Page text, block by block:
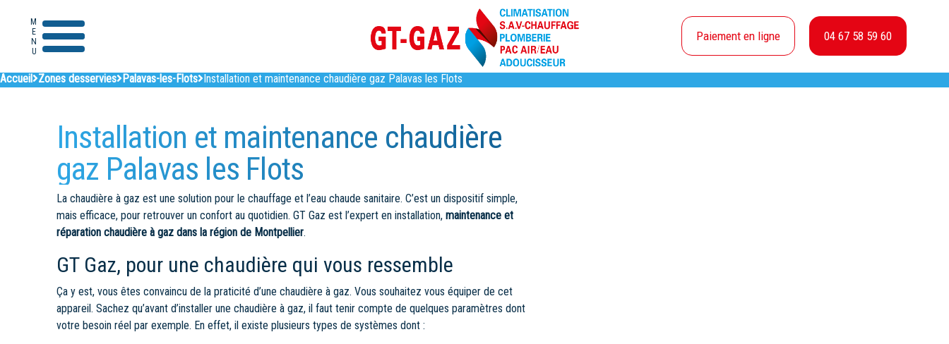
MENU Paiement en ligne 04 67 58 59 60
Accueil Zones desservies Palavas-les-Flots Installation et maintenance chaudière gaz Palavas les Flots
Installation et maintenance chaudière
gaz Palavas les Flots
La chaudière à gaz est une solution pour le chauffage et l’eau chaude sanitaire. C’est un dispositif simple,
mais efficace, pour retrouver un confort au quotidien. GT Gaz est l’expert en installation, maintenance et
réparation chaudière à gaz dans la région de Montpellier.
GT Gaz, pour une chaudière qui vous ressemble
Ça y est, vous êtes convaincu de la praticité d’une chaudière à gaz. Vous souhaitez vous équiper de cet
appareil. Sachez qu’avant d’installer une chaudière à gaz, il faut tenir compte de quelques paramètres dont
votre besoin réel par exemple. En effet, il existe plusieurs types de systèmes dont :